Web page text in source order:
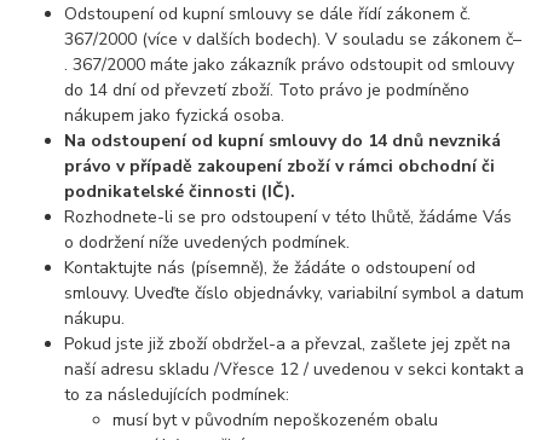
Odstoupení od kupní smlouvy se dále řídí zákonem č.
367/2000 (více v dalších bodech). V souladu se zákonem č–
. 367/2000 máte jako zákazník právo odstoupit od smlouvy
do 14 dní od převzetí zboží. Toto právo je podmíněno
nákupem jako fyzická osoba.
Na odstoupení od kupní smlouvy do 14 dnů nevzniká
právo v případě zakoupení zboží v rámci obchodní či
podnikatelské činnosti (IČ).
Rozhodnete-li se pro odstoupení v této lhůtě, žádáme Vás
o dodržení níže uvedených podmínek.
Kontaktujte nás (písemně), že žádáte o odstoupení od
smlouvy. Uveďte číslo objednávky, variabilní symbol a datum
nákupu.
Pokud jste již zboží obdržel-a a převzal, zašlete jej zpět na
naší adresu skladu /Vřesce 12 / uvedenou v sekci kontakt a
to za následujících podmínek:
musí byt v původním nepoškozeném obalu